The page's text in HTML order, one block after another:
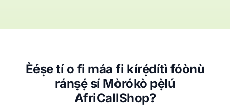
Èéṣe tí o fi máa fi kírẹ́dítì fóònù
ránṣẹ́ sí Mòrókò pẹ̀lú
AfriCallShop?